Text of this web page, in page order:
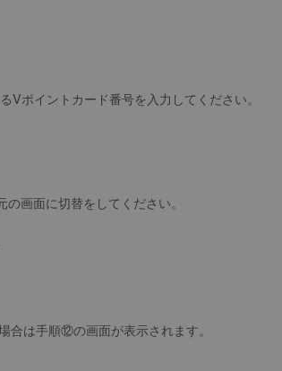
ポイントカード番号を入力してください。
画面に切替をしてください。
合は手順⑫の画面が表示されます。